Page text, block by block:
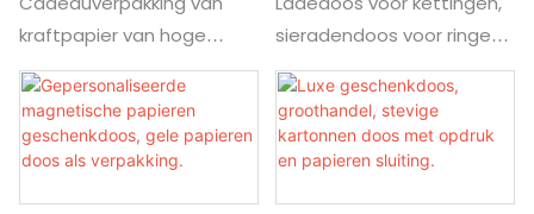
Opdruk, Geschikt Voor
Kaarsen/honingflessen.
kraftpapier van hoge
kwaliteit met
gepersonaliseerde
bedrukking, geschikt voor
kaarsen/honingflessen.
Oorbellen- En
Armbanddoos,
Sieradenlade,
Geschenkdoos
sieradendoos voor ringen,
oorbellen en armbanden,
sieradendoos met lade,
geschenkdoos. Vind
details en prijzen over